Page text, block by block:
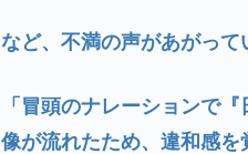
など、不満の声があがって
「冒頭のナレーションで
像が流れたため、違和感